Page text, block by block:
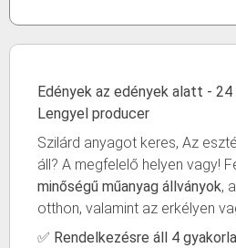
Edények az edények alatt -
Lengyel producer
Szilárd anyagot keres, Az
áll? A megfelelő helyen vagy!
minőségű műanyag állványok,
otthon, valamint az erkélyen
✅ Rendelkezésre áll 4